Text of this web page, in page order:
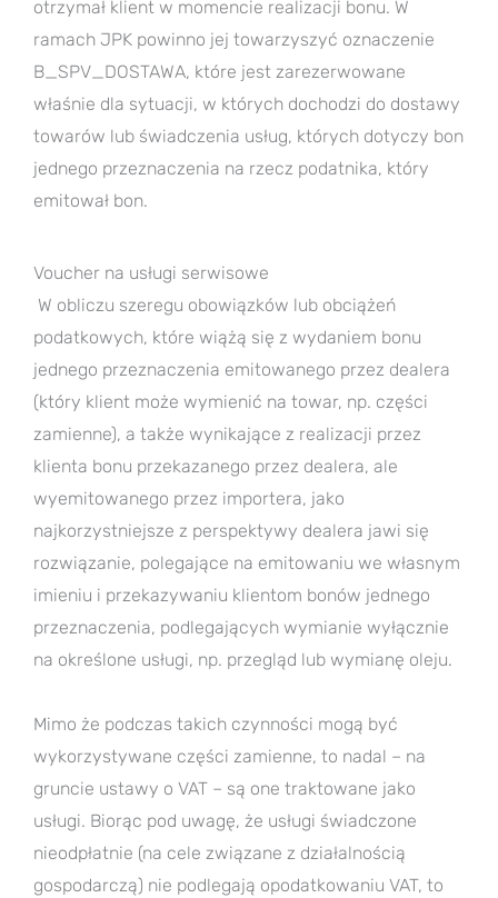
otrzymał klient w momencie realizacji bonu. W
ramach JPK powinno jej towarzyszyć oznaczenie
B_SPV_DOSTAWA, które jest zarezerwowane
właśnie dla sytuacji, w których dochodzi do dostawy
towarów lub świadczenia usług, których dotyczy bon
jednego przeznaczenia na rzecz podatnika, który
emitował bon.
Voucher na usługi serwisowe
W obliczu szeregu obowiązków lub obciążeń
podatkowych, które wiążą się z wydaniem bonu
jednego przeznaczenia emitowanego przez dealera
(który klient może wymienić na towar, np. części
zamienne), a także wynikające z realizacji przez
klienta bonu przekazanego przez dealera, ale
wyemitowanego przez importera, jako
najkorzystniejsze z perspektywy dealera jawi się
rozwiązanie, polegające na emitowaniu we własnym
imieniu i przekazywaniu klientom bonów jednego
przeznaczenia, podlegających wymianie wyłącznie
na określone usługi, np. przegląd lub wymianę oleju.
Mimo że podczas takich czynności mogą być
wykorzystywane części zamienne, to nadal – na
gruncie ustawy o VAT – są one traktowane jako
usługi. Biorąc pod uwagę, że usługi świadczone
nieodpłatnie (na cele związane z działalnością
gospodarczą) nie podlegają opodatkowaniu VAT, to